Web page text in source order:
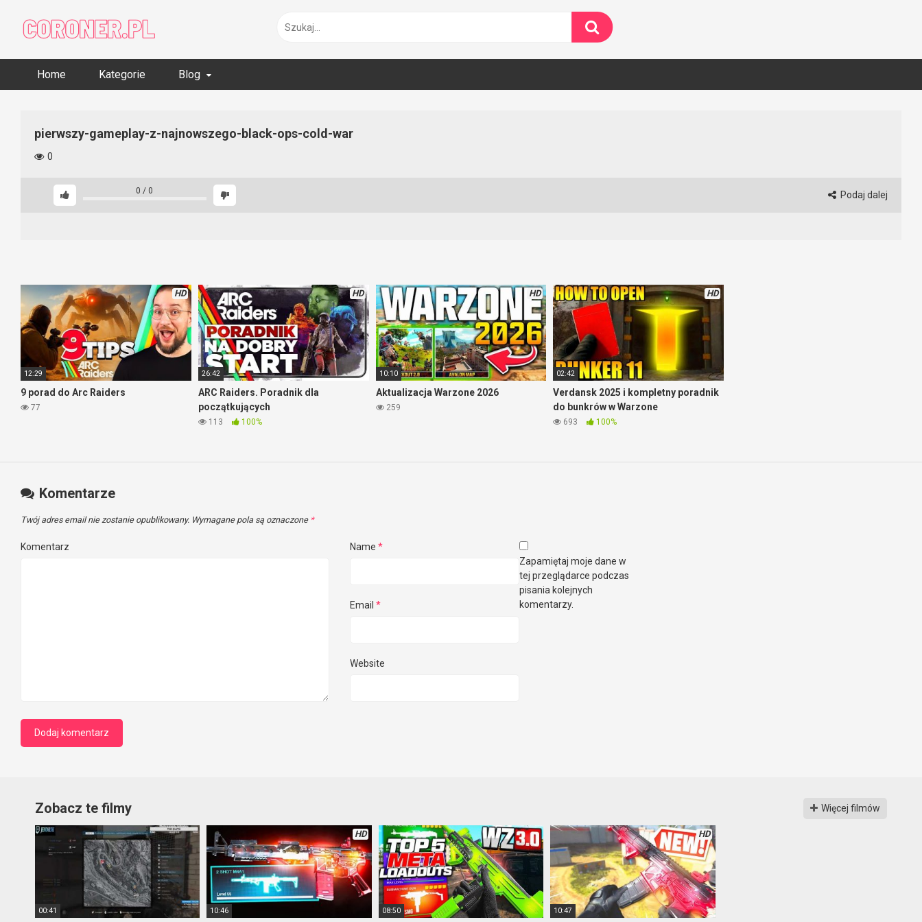
content
Home Kategorie Blog
pierwszy-gameplay-z-najnowszego-black-ops-cold-war
0
0 / 0 Podaj dalej
HD
12:29
9 porad do Arc Raiders
77
HD
26:42
ARC Raiders. Poradnik dla
początkujących
113 100%
HD
10:10
Aktualizacja Warzone 2026
259
HD
02:42
Verdansk 2025 i kompletny poradnik
do bunkrów w Warzone
693 100%
Komentarze
Twój adres email nie zostanie opublikowany. Wymagane pola są oznaczone *
Komentarz Name *
Email *
Website
Zapamiętaj moje dane w
tej przeglądarce podczas
pisania kolejnych
komentarzy.
Zobacz te filmy Więcej filmów
00:41
HD
10:46 08:50
HD
10:47